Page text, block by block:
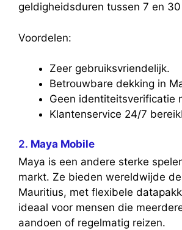
geldigheidsduren tussen 7 en
Voordelen:
Zeer gebruiksvriendelijk.
Betrouwbare dekking in
Geen identiteitsverificatie
Klantenservice 24/7
2. Maya Mobile
Maya is een andere sterke
markt. Ze bieden wereldwijde
Mauritius, met flexibele
ideaal voor mensen die
aandoen of regelmatig reizen.